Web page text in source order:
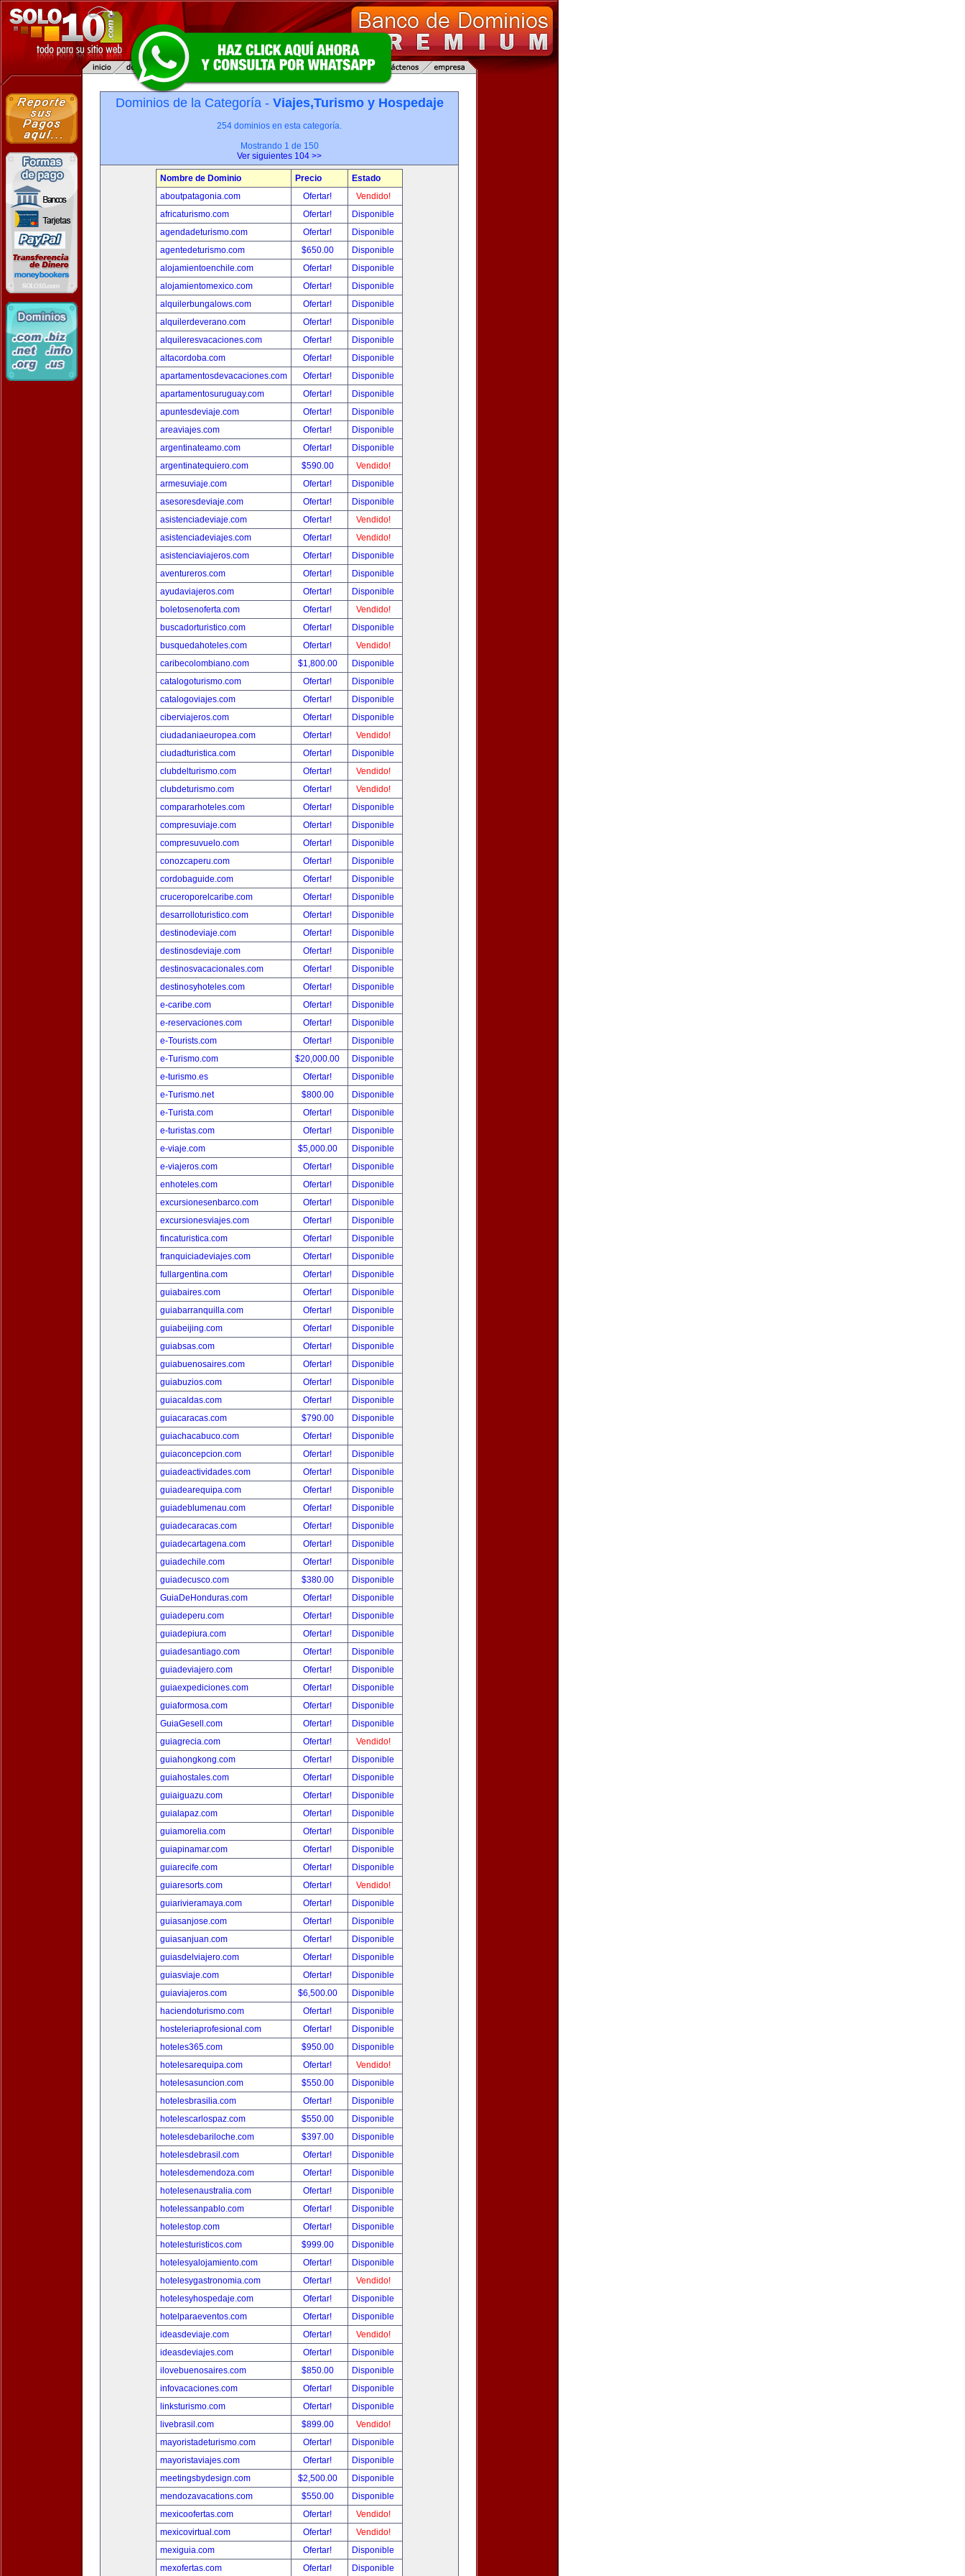
Dominios de la Categoría - Viajes,Turismo y Hospedaje
254 dominios en esta categoría.
Mostrando 1 de 150
Ver siguientes 104 >>
Nombre de Dominio Precio
Estado
aboutpatagonia.com
Ofertar!
Vendido!
africaturismo.com
Ofertar!
Disponible
agendadeturismo.com
Ofertar!
Disponible
agentedeturismo.com
$650.00
Disponible
alojamientoenchile.com
Ofertar!
Disponible
alojamientomexico.com
Ofertar!
Disponible
alquilerbungalows.com
Ofertar!
Disponible
alquilerdeverano.com
Ofertar!
Disponible
alquileresvacaciones.com
Ofertar!
Disponible
altacordoba.com
Ofertar!
Disponible
apartamentosdevacaciones.com
Ofertar!
Disponible
apartamentosuruguay.com
Ofertar!
Disponible
apuntesdeviaje.com
Ofertar!
Disponible
areaviajes.com
Ofertar!
Disponible
argentinateamo.com
Ofertar!
Disponible
argentinatequiero.com
$590.00
Vendido!
armesuviaje.com
Ofertar!
Disponible
asesoresdeviaje.com
Ofertar!
Disponible
asistenciadeviaje.com
Ofertar!
Vendido!
asistenciadeviajes.com
Ofertar!
Vendido!
asistenciaviajeros.com
Ofertar!
Disponible
aventureros.com
Ofertar!
Disponible
ayudaviajeros.com
Ofertar!
Disponible
boletosenoferta.com
Ofertar!
Vendido!
buscadorturistico.com
Ofertar!
Disponible
busquedahoteles.com
Ofertar!
Vendido!
caribecolombiano.com
$1,800.00
Disponible
catalogoturismo.com
Ofertar!
Disponible
catalogoviajes.com
Ofertar!
Disponible
ciberviajeros.com
Ofertar!
Disponible
ciudadaniaeuropea.com
Ofertar!
Vendido!
ciudadturistica.com
Ofertar!
Disponible
clubdelturismo.com
Ofertar!
Vendido!
clubdeturismo.com
Ofertar!
Vendido!
compararhoteles.com
Ofertar!
Disponible
compresuviaje.com
Ofertar!
Disponible
compresuvuelo.com
Ofertar!
Disponible
conozcaperu.com
Ofertar!
Disponible
cordobaguide.com
Ofertar!
Disponible
cruceroporelcaribe.com
Ofertar!
Disponible
desarrolloturistico.com
Ofertar!
Disponible
destinodeviaje.com
Ofertar!
Disponible
destinosdeviaje.com
Ofertar!
Disponible
destinosvacacionales.com
Ofertar!
Disponible
destinosyhoteles.com
Ofertar!
Disponible
e-caribe.com
Ofertar!
Disponible
e-reservaciones.com
Ofertar!
Disponible
e-Tourists.com
Ofertar!
Disponible
e-Turismo.com
$20,000.00
Disponible
e-turismo.es
Ofertar!
Disponible
e-Turismo.net
$800.00
Disponible
e-Turista.com
Ofertar!
Disponible
e-turistas.com
Ofertar!
Disponible
e-viaje.com
$5,000.00
Disponible
e-viajeros.com
Ofertar!
Disponible
enhoteles.com
Ofertar!
Disponible
excursionesenbarco.com
Ofertar!
Disponible
excursionesviajes.com
Ofertar!
Disponible
fincaturistica.com
Ofertar!
Disponible
franquiciadeviajes.com
Ofertar!
Disponible
fullargentina.com
Ofertar!
Disponible
guiabaires.com
Ofertar!
Disponible
guiabarranquilla.com
Ofertar!
Disponible
guiabeijing.com
Ofertar!
Disponible
guiabsas.com
Ofertar!
Disponible
guiabuenosaires.com
Ofertar!
Disponible
guiabuzios.com
Ofertar!
Disponible
guiacaldas.com
Ofertar!
Disponible
guiacaracas.com
$790.00
Disponible
guiachacabuco.com
Ofertar!
Disponible
guiaconcepcion.com
Ofertar!
Disponible
guiadeactividades.com
Ofertar!
Disponible
guiadearequipa.com
Ofertar!
Disponible
guiadeblumenau.com
Ofertar!
Disponible
guiadecaracas.com
Ofertar!
Disponible
guiadecartagena.com
Ofertar!
Disponible
guiadechile.com
Ofertar!
Disponible
guiadecusco.com
$380.00
Disponible
GuiaDeHonduras.com
Ofertar!
Disponible
guiadeperu.com
Ofertar!
Disponible
guiadepiura.com
Ofertar!
Disponible
guiadesantiago.com
Ofertar!
Disponible
guiadeviajero.com
Ofertar!
Disponible
guiaexpediciones.com
Ofertar!
Disponible
guiaformosa.com
Ofertar!
Disponible
GuiaGesell.com
Ofertar!
Disponible
guiagrecia.com
Ofertar!
Vendido!
guiahongkong.com
Ofertar!
Disponible
guiahostales.com
Ofertar!
Disponible
guiaiguazu.com
Ofertar!
Disponible
guialapaz.com
Ofertar!
Disponible
guiamorelia.com
Ofertar!
Disponible
guiapinamar.com
Ofertar!
Disponible
guiarecife.com
Ofertar!
Disponible
guiaresorts.com
Ofertar!
Vendido!
guiarivieramaya.com
Ofertar!
Disponible
guiasanjose.com
Ofertar!
Disponible
guiasanjuan.com
Ofertar!
Disponible
guiasdelviajero.com
Ofertar!
Disponible
guiasviaje.com
Ofertar!
Disponible
guiaviajeros.com
$6,500.00
Disponible
haciendoturismo.com
Ofertar!
Disponible
hosteleriaprofesional.com
Ofertar!
Disponible
hoteles365.com
$950.00
Disponible
hotelesarequipa.com
Ofertar!
Vendido!
hotelesasuncion.com
$550.00
Disponible
hotelesbrasilia.com
Ofertar!
Disponible
hotelescarlospaz.com
$550.00
Disponible
hotelesdebariloche.com
$397.00
Disponible
hotelesdebrasil.com
Ofertar!
Disponible
hotelesdemendoza.com
Ofertar!
Disponible
hotelesenaustralia.com
Ofertar!
Disponible
hotelessanpablo.com
Ofertar!
Disponible
hotelestop.com
Ofertar!
Disponible
hotelesturisticos.com
$999.00
Disponible
hotelesyalojamiento.com
Ofertar!
Disponible
hotelesygastronomia.com
Ofertar!
Vendido!
hotelesyhospedaje.com
Ofertar!
Disponible
hotelparaeventos.com
Ofertar!
Disponible
ideasdeviaje.com
Ofertar!
Vendido!
ideasdeviajes.com
Ofertar!
Disponible
ilovebuenosaires.com
$850.00
Disponible
infovacaciones.com
Ofertar!
Disponible
linksturismo.com
Ofertar!
Disponible
livebrasil.com
$899.00
Vendido!
mayoristadeturismo.com
Ofertar!
Disponible
mayoristaviajes.com
Ofertar!
Disponible
meetingsbydesign.com
$2,500.00
Disponible
mendozavacations.com
$550.00
Disponible
mexicoofertas.com
Ofertar!
Vendido!
mexicovirtual.com
Ofertar!
Vendido!
mexiguia.com
Ofertar!
Disponible
mexofertas.com
Ofertar! Disponible